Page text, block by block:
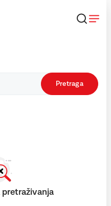
Pretraga
pretraživanja